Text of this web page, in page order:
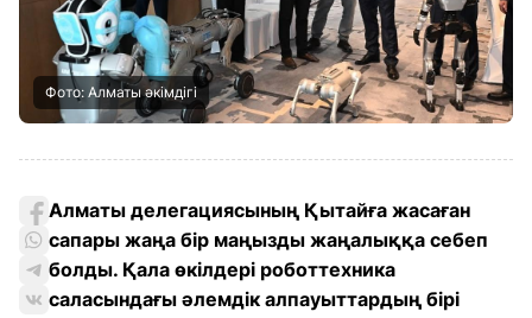
Фото: Алматы әкімдігі
Алматы делегациясының Қытайға жасаған
сапары жаңа бір маңызды жаңалыққа себеп
болды. Қала өкілдері роботтехника
саласындағы әлемдік алпауыттардың бірі